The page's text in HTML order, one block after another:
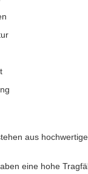
aus
eine hohe